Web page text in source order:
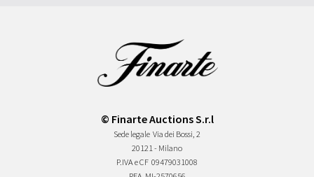
© Finarte Auctions S.r.l
Sede legale Via dei Bossi, 2
20121 - Milano
P.IVA e CF 09479031008